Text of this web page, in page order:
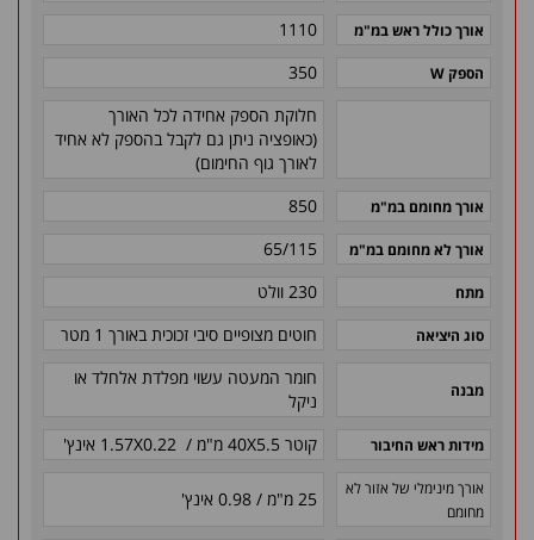
אורך כולל ראש במ"מ 1110
הספק W
350
חלוקת הספק אחידה לכל האורך
(כאופציה ניתן גם לקבל בהספק לא אחיד
לאורך גוף החימום)
אורך מחומם במ"מ 850
אורך לא מחומם במ"מ 65/115
מתח 230 וולט
סוג היציאה חוטים מצופיים סיבי זכוכית באורך 1 מטר
מבנה
חומר המעטה עשוי מפלדת אלחלד או
ניקל
מידות ראש החיבור קוטר 40X5.5 מ"מ / 1.57X0.22 אינץ'
אורך מינימלי של אזור לא
מחומם
25 מ"מ / 0.98 אינץ'